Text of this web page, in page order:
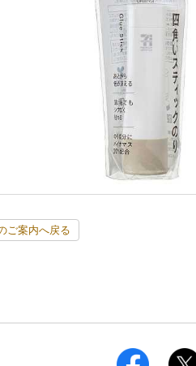
ご案内へ戻る